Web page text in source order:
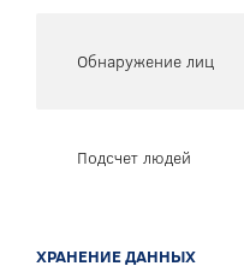
Обнаружение лиц
Подсчет людей
ХРАНЕНИЕ ДАННЫХ